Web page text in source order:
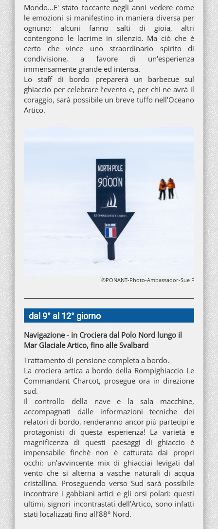
Mondo...E' stato toccante negli anni vedere come
le emozioni si manifestino in maniera diversa per
ognuno: alcuni fanno salti di gioia, altri
contengono le lacrime in silenzio. Ma ciò che è
certo che vince uno straordinario spirito di
condivisione, a favore di un'esperienza
immensamente grande ed intensa.
Lo staff di bordo preparerà un barbecue sul
ghiaccio per celebrare l’evento e, per chi ne avrà il
coraggio, sarà possibile un breve tuffo nell’Oceano
Artico.
©PONANT-Photo-Ambassador-Sue F
dal 9° al 12° giorno
Navigazione - in Crociera dal Polo Nord lungo il
Mar Glaciale Artico, fino alle Svalbard
Trattamento di pensione completa a bordo.
La crociera artica a bordo della Rompighiaccio Le
Commandant Charcot, prosegue ora in direzione
sud.
Il controllo della nave e la sala macchine,
accompagnati dalle informazioni tecniche dei
relatori di bordo, renderanno ancor più partecipi e
protagonisti di questa esperienza! La varietà e
magnificenza di questi paesaggi di ghiaccio è
impensabile finchè non è catturata dai propri
occhi: un’avvincente mix di ghiacciai levigati dal
vento che si alterna a vasche naturali di acqua
cristallina. Proseguendo verso Sud sarà possibile
incontrare i gabbiani artici e gli orsi polari: questi
ultimi, signori incontrastati dell’Artico, sono infatti
stati localizzati fino all’88° Nord.